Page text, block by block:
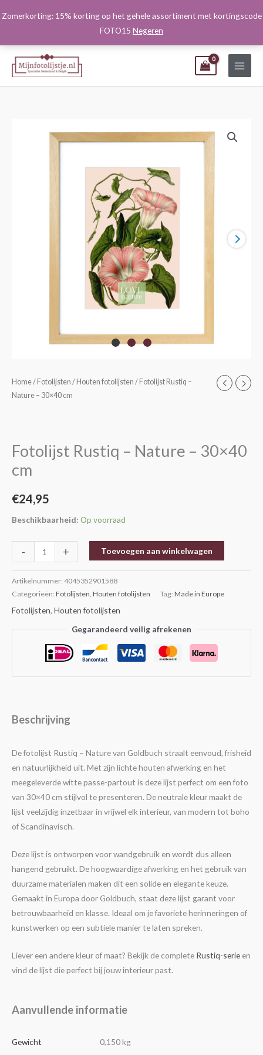
Zomerkorting: 15% korting op het gehele assortiment met kortingscode
FOTO15 Negeren
naar
Home/ Fotolijsten / Houten fotolijsten / Fotolijst Rustiq –
Nature – 30×40 cm
Fotolijst Rustiq – Nature – 30×40
cm
€24,95
Beschikbaarheid: Op voorraad
-
Fotolijst
Rustiq
30x40
cm
+ Toevoegen aan winkelwagen
Artikelnummer: 4045352901588
Categorieën: Fotolijsten Houten fotolijsten Tag: Made in Europe
Fotolijsten, Houten fotolijsten
Gegarandeerd veilig afrekenen
Beschrijving
De fotolijst Rustiq – Nature van Goldbuch straalt eenvoud, frisheid
en natuurlijkheid uit. Met zijn lichte houten afwerking en het
meegeleverde witte passe-partout is deze lijst perfect om een foto
van 30×40 cm stijlvol te presenteren. De neutrale kleur maakt de
lijst veelzijdig inzetbaar in vrijwel elk interieur, van modern tot boho
of Scandinavisch.
Deze lijst is ontworpen voor wandgebruik en wordt dus alleen
hangend gebruikt. De hoogwaardige afwerking en het gebruik van
duurzame materialen maken dit een solide en elegante keuze.
Gemaakt in Europa door Goldbuch, staat deze lijst garant voor
betrouwbaarheid en klasse. Ideaal om je favoriete herinneringen of
kunstwerken op een subtiele manier te laten spreken.
Liever een andere kleur of maat? Bekijk de complete Rustiq-serie en
vind de lijst die perfect bij jouw interieur past.
Aanvullende informatie
Gewicht 0,150 kg